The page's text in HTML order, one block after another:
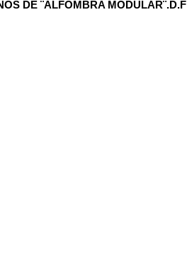
DE ¨ALFOMBRA MODULAR¨.D.F